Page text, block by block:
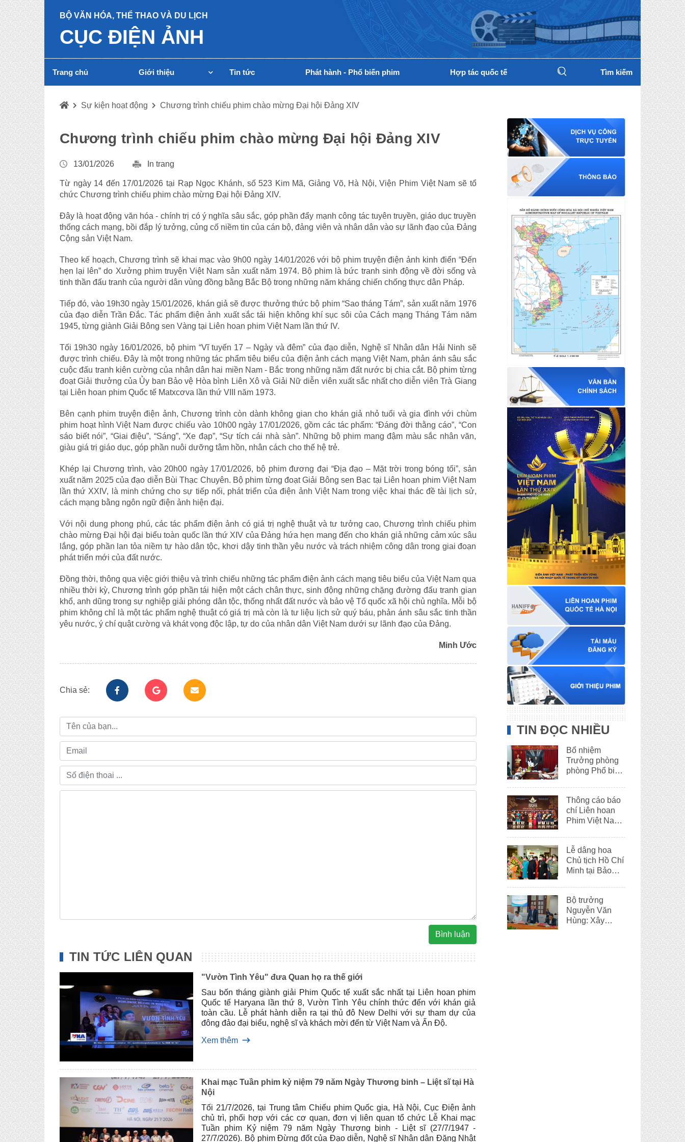
BỘ VĂN HÓA, THỂ THAO VÀ DU LỊCH
CỤC ĐIỆN ẢNH
Trang chủ Giới thiệu Tin tức Phát hành - Phổ biến phim Hợp tác quốc tế Tìm kiếm
Sự kiện hoạt động Chương trình chiếu phim chào mừng Đại hội Đảng XIV
Chương trình chiếu phim chào mừng Đại hội Đảng XIV
13/01/2026 In trang
Từ ngày 14 đến 17/01/2026 tại Rạp Ngọc Khánh, số 523 Kim Mã, Giảng Võ, Hà Nội, Viện Phim Việt Nam sẽ tổ
chức Chương trình chiếu phim chào mừng Đại hội Đảng XIV.
Đây là hoạt động văn hóa - chính trị có ý nghĩa sâu sắc, góp phần đẩy mạnh công tác tuyên truyền, giáo dục truyền
thống cách mạng, bồi đắp lý tưởng, củng cố niềm tin của cán bộ, đảng viên và nhân dân vào sự lãnh đạo của Đảng
Cộng sản Việt Nam.
Theo kế hoạch, Chương trình sẽ khai mạc vào 9h00 ngày 14/01/2026 với bộ phim truyện điện ảnh kinh điển “Đến
hẹn lại lên” do Xưởng phim truyện Việt Nam sản xuất năm 1974. Bộ phim là bức tranh sinh động về đời sống và
tinh thần đấu tranh của người dân vùng đồng bằng Bắc Bộ trong những năm kháng chiến chống thực dân Pháp.
Tiếp đó, vào 19h30 ngày 15/01/2026, khán giả sẽ được thưởng thức bộ phim “Sao tháng Tám”, sản xuất năm 1976
của đạo diễn Trần Đắc. Tác phẩm điện ảnh xuất sắc tái hiện không khí sục sôi của Cách mạng Tháng Tám năm
1945, từng giành Giải Bông sen Vàng tại Liên hoan phim Việt Nam lần thứ IV.
Tối 19h30 ngày 16/01/2026, bộ phim “Vĩ tuyến 17 – Ngày và đêm” của đạo diễn, Nghệ sĩ Nhân dân Hải Ninh sẽ
được trình chiếu. Đây là một trong những tác phẩm tiêu biểu của điện ảnh cách mạng Việt Nam, phản ánh sâu sắc
cuộc đấu tranh kiên cường của nhân dân hai miền Nam - Bắc trong những năm đất nước bị chia cắt. Bộ phim từng
đoạt Giải thưởng của Ủy ban Bảo vệ Hòa bình Liên Xô và Giải Nữ diễn viên xuất sắc nhất cho diễn viên Trà Giang
tại Liên hoan phim Quốc tế Matxcơva lần thứ VIII năm 1973.
Bên cạnh phim truyện điện ảnh, Chương trình còn dành không gian cho khán giả nhỏ tuổi và gia đình với chùm
phim hoạt hình Việt Nam được chiếu vào 10h00 ngày 17/01/2026, gồm các tác phẩm: “Đáng đời thằng cáo”, “Con
sáo biết nói”, “Giai điệu”, “Sáng”, “Xe đạp”, “Sự tích cái nhà sàn”. Những bộ phim mang đậm màu sắc nhân văn,
giàu giá trị giáo dục, góp phần nuôi dưỡng tâm hồn, nhân cách cho thế hệ trẻ.
Khép lại Chương trình, vào 20h00 ngày 17/01/2026, bộ phim đương đại “Địa đạo – Mặt trời trong bóng tối”, sản
xuất năm 2025 của đạo diễn Bùi Thạc Chuyên. Bộ phim từng đoạt Giải Bông sen Bạc tại Liên hoan phim Việt Nam
lần thứ XXIV, là minh chứng cho sự tiếp nối, phát triển của điện ảnh Việt Nam trong việc khai thác đề tài lịch sử,
cách mạng bằng ngôn ngữ điện ảnh hiện đại.
Với nội dung phong phú, các tác phẩm điện ảnh có giá trị nghệ thuật và tư tưởng cao, Chương trình chiếu phim
chào mừng Đại hội đại biểu toàn quốc lần thứ XIV của Đảng hứa hẹn mang đến cho khán giả những cảm xúc sâu
lắng, góp phần lan tỏa niềm tự hào dân tộc, khơi dậy tinh thần yêu nước và trách nhiệm công dân trong giai đoạn
phát triển mới của đất nước.
Đồng thời, thông qua việc giới thiệu và trình chiếu những tác phẩm điện ảnh cách mạng tiêu biểu của Việt Nam qua
nhiều thời kỳ, Chương trình góp phần tái hiện một cách chân thực, sinh động những chặng đường đấu tranh gian
khổ, anh dũng trong sự nghiệp giải phóng dân tộc, thống nhất đất nước và bảo vệ Tổ quốc xã hội chủ nghĩa. Mỗi bộ
phim không chỉ là một tác phẩm nghệ thuật có giá trị mà còn là tư liệu lịch sử quý báu, phản ánh sâu sắc tinh thần
yêu nước, ý chí quật cường và khát vọng độc lập, tự do của nhân dân Việt Nam dưới sự lãnh đạo của Đảng.
Minh Ước
Chia sẻ:
Bình luận
TIN TỨC LIÊN QUAN
"Vườn Tình Yêu" đưa Quan họ ra thế giới
Sau bốn tháng giành giải Phim Quốc tế xuất sắc nhất tại Liên hoan phim
Quốc tế Haryana lần thứ 8, Vườn Tình Yêu chính thức đến với khán giả
toàn cầu. Lễ phát hành diễn ra tại thủ đô New Delhi với sự tham dự của
đông đảo đại biểu, nghệ sĩ và khách mời đến từ Việt Nam và Ấn Độ.
Xem thêm
Khai mạc Tuần phim kỷ niệm 79 năm Ngày Thương binh – Liệt sĩ tại Hà
Nội
Tối 21/7/2026, tại Trung tâm Chiếu phim Quốc gia, Hà Nội, Cục Điện ảnh
chủ trì, phối hợp với các cơ quan, đơn vị liên quan tổ chức Lễ Khai mạc
Tuần phim Kỷ niệm 79 năm Ngày Thương binh - Liệt sĩ (27/7/1947 -
27/7/2026). Bộ phim Đừng đốt của Đạo diễn, Nghệ sĩ Nhân dân Đặng Nhật
TIN ĐỌC NHIỀU
Bổ nhiệm
Trưởng phòng
phòng Phổ biến
Thông cáo báo
chí Liên hoan
Phim Việt Nam
Lễ dâng hoa
Chủ tịch Hồ Chí
Minh tại Bảo
Thiên Huế
Bộ trưởng
Nguyễn Văn
Hùng: Xây